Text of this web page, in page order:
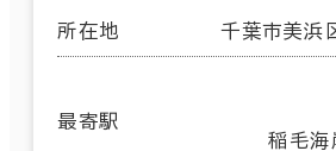
所在地 千葉市美
最寄駅
稲毛